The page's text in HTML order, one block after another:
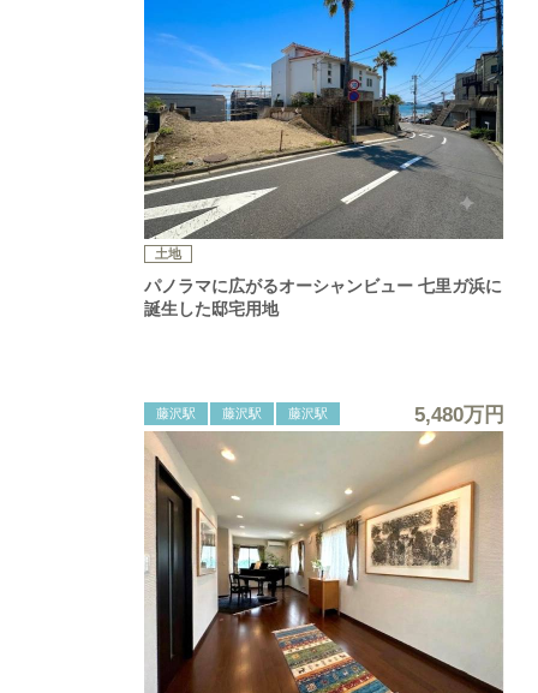
土地
パノラマに広がるオーシャンビュー 七里ガ浜に
誕生した邸宅用地
藤沢駅 藤沢駅 藤沢駅 5,480万円